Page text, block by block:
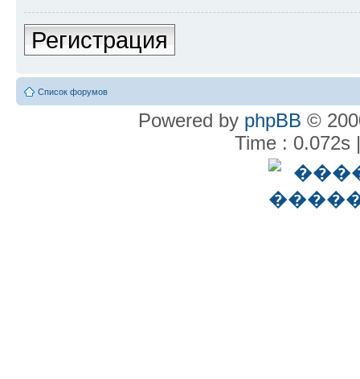
Регистрация
Список форумов
Powered by phpBB ©
Time : 0.072s